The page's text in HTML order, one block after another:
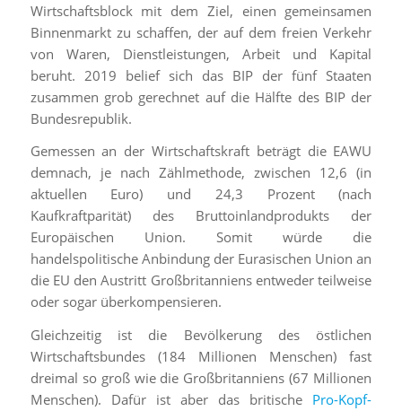
Wirtschaftsblock mit dem Ziel, einen gemeinsamen
Binnenmarkt zu schaffen, der auf dem freien Verkehr
von Waren, Dienstleistungen, Arbeit und Kapital
beruht. 2019 belief sich das BIP der fünf Staaten
zusammen grob gerechnet auf die Hälfte des BIP der
Bundesrepublik.
Gemessen an der Wirtschaftskraft beträgt die EAWU
demnach, je nach Zählmethode, zwischen 12,6 (in
aktuellen Euro) und 24,3 Prozent (nach
Kaufkraftparität) des Bruttoinlandprodukts der
Europäischen Union. Somit würde die
handelspolitische Anbindung der Eurasischen Union an
die EU den Austritt Großbritanniens entweder teilweise
oder sogar überkompensieren.
Gleichzeitig ist die Bevölkerung des östlichen
Wirtschaftsbundes (184 Millionen Menschen) fast
dreimal so groß wie die Großbritanniens (67 Millionen
Menschen). Dafür ist aber das britische Pro-Kopf-